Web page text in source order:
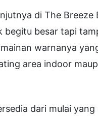
di The Breeze
begitu besar tapi
warnanya
area indoor
dari mulai